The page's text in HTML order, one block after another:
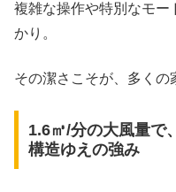
複雑な操作や特別なモー
かり。
その潔さこそが、多くの
1.6㎥/分の大風量で
構造ゆえの強み